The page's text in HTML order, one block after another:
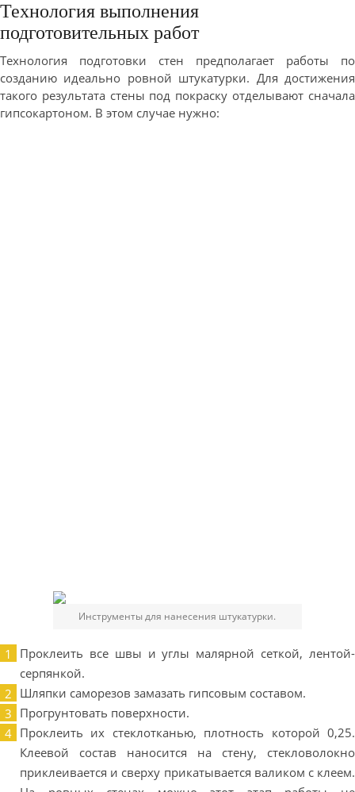
Технология выполнения
подготовительных работ
Технология подготовки стен предполагает работы по
созданию идеально ровной штукатурки. Для достижения
такого результата стены под покраску отделывают сначала
гипсокартоном. В этом случае нужно:
Инструменты для нанесения штукатурки.
Проклеить все швы и углы малярной сеткой, лентой-
серпянкой.
Шляпки саморезов замазать гипсовым составом.
Прогрунтовать поверхности.
Проклеить их стеклотканью, плотность которой 0,25.
Клеевой состав наносится на стену, стекловолокно
приклеивается и сверху прикатывается валиком с клеем.